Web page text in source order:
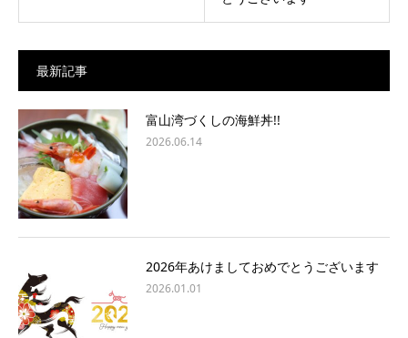
最新記事
富山湾づくしの海鮮丼!!
2026.06.14
2026年あけましておめでとうございます
2026.01.01